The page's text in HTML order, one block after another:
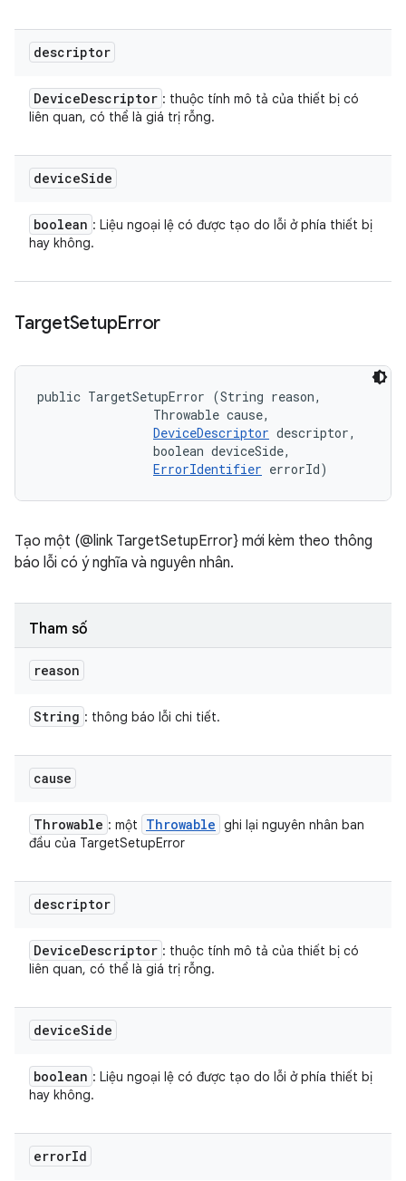
descriptor
DeviceDescriptor : thuộc tính mô tả của thiết bị có
liên quan, có thể là giá trị rỗng.
deviceSide
boolean : Liệu ngoại lệ có được tạo do lỗi ở phía thiết bị
hay không.
TargetSetupError
public TargetSetupError (String reason,
                Throwable cause,
DeviceDescriptor descriptor,
                boolean deviceSide,
ErrorIdentifier errorId)
Tạo một (@link TargetSetupError} mới kèm theo thông
báo lỗi có ý nghĩa và nguyên nhân.
Tham số
reason
String : thông báo lỗi chi tiết.
cause
Throwable : một Throwable ghi lại nguyên nhân ban
đầu của TargetSetupError
descriptor
DeviceDescriptor : thuộc tính mô tả của thiết bị có
liên quan, có thể là giá trị rỗng.
deviceSide
boolean : Liệu ngoại lệ có được tạo do lỗi ở phía thiết bị
hay không.
errorId